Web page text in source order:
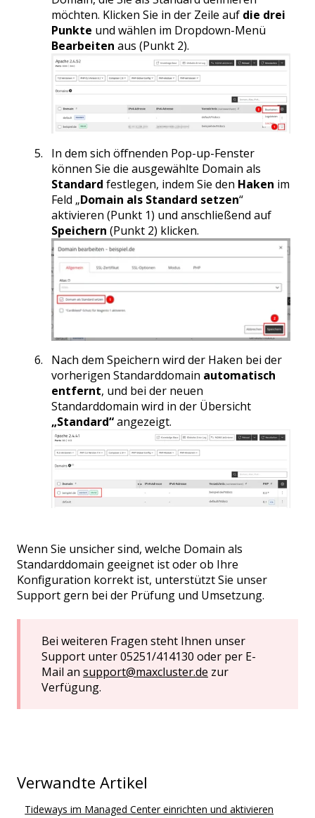
möchten. Klicken Sie in der Zeile auf die drei
Punkte und wählen im Dropdown-Menü
Bearbeiten aus (Punkt 2).
In dem sich öffnenden Pop-up-Fenster
können Sie die ausgewählte Domain als
Standard festlegen, indem Sie den Haken im
Feld „Domain als Standard setzen“
aktivieren (Punkt 1) und anschließend auf
Speichern (Punkt 2) klicken.
Nach dem Speichern wird der Haken bei der
vorherigen Standarddomain automatisch
entfernt, und bei der neuen
Standarddomain wird in der Übersicht
„Standard“angezeigt.
Wenn Sie unsicher sind, welche Domain als
Standarddomain geeignet ist oder ob Ihre
Konfiguration korrekt ist, unterstützt Sie unser
Support gern bei der Prüfung und Umsetzung.
Bei weiteren Fragen steht Ihnen unser
Support unter 05251/414130 oder per E-
Mail an support@maxcluster.de zur
Verfügung.
Verwandte Artikel
Tideways im Managed Center einrichten und aktivieren